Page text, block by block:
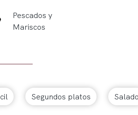
Pescados y
Mariscos
Segundos platos